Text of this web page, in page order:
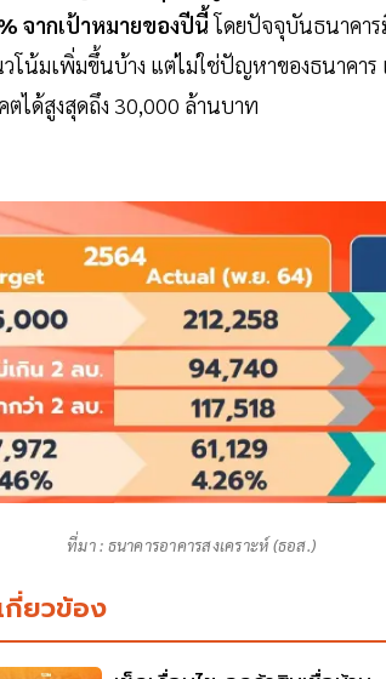
จากเป้าหมายของปีนี้โดยปัจจุบันธนาคา
น้มเพิ่มขึ้นบ้าง แต่ไม่ใช่ปัญหาของธนาคาร
ได้สูงสุดถึง 30,000 ล้านบาท
ที่มา : ธนาคารอาคารสงเคราะห์ (ธอส.)
กี่ยวข้อง